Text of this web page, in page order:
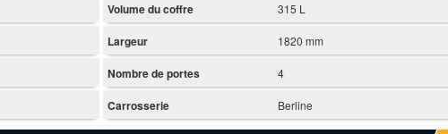
Volume du coffre 315 L
Largeur 1820 mm
Nombre de portes 4
Carrosserie Berline